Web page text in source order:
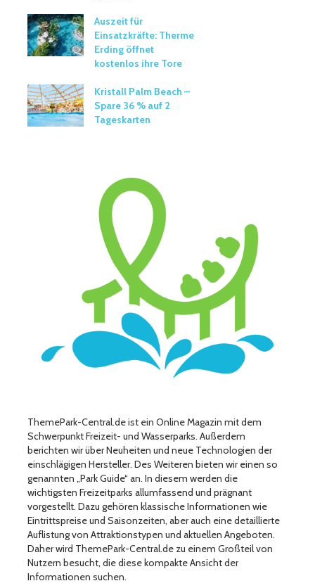
Auszeit für
Einsatzkräfte: Therme
Erding öffnet
kostenlos ihre Tore
Kristall Palm Beach –
Spare 36 % auf 2
Tageskarten
ThemePark-Central.de ist ein Online Magazin mit dem
Schwerpunkt Freizeit- und Wasserparks. Außerdem
berichten wir über Neuheiten und neue Technologien der
einschlägigen Hersteller. Des Weiteren bieten wir einen so
genannten „Park Guide“ an. In diesem werden die
wichtigsten Freizeitparks allumfassend und prägnant
vorgestellt. Dazu gehören klassische Informationen wie
Eintrittspreise und Saisonzeiten, aber auch eine detaillierte
Auflistung von Attraktionstypen und aktuellen Angeboten.
Daher wird ThemePark-Central.de zu einem Großteil von
Nutzern besucht, die diese kompakte Ansicht der
Informationen suchen.